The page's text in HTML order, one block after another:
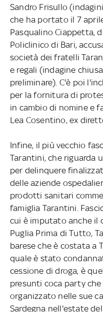
Sandro Frisullo
che ha portato il 7
Pasqualino Ciappetta,
Policlinico di Bari,
società dei fratelli
e regali (indagine
preliminare). C'è poi
per la fornitura di
in cambio di nomine e
Lea Cosentino, ex
Infine, il più vecchio
Tarantini, che riguarda
per delinquere
delle aziende
prodotti sanitari
famiglia Tarantini.
cui è imputato anche il
Puglia Prima di Tutto,
barese che è costata a
quale è stato
cessione di droga, è
presunti coca party
organizzato nelle sue
Sardegna nell'estate